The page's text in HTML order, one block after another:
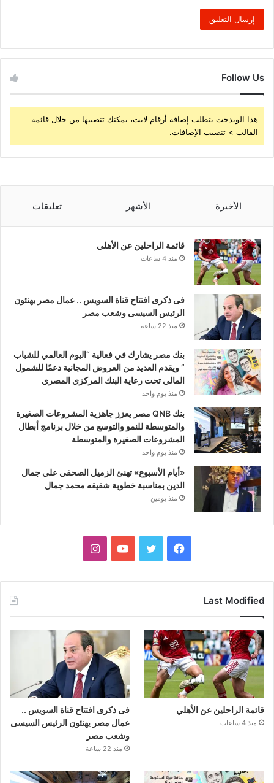
Follow Us
هذا الويدجت يتطلب إضافة أرقام لايت، يمكنك تنصيبها من خلال قائمة
القالب > تنصيب الإضافات.
الأخيرة الأشهر تعليقات
قائمة الراحلين عن الأهلي
منذ 4 ساعات
فى ذكرى افتتاح قناة السويس .. عمال مصر يهنئون
الرئيس السيسى وشعب مصر
منذ 22 ساعة
بنك مصر يشارك في فعالية “اليوم العالمي للشباب
” ويقدم العديد من العروض المجانية دعمًا للشمول
المالي تحت رعاية البنك المركزي المصري
منذ يوم واحد
بنك QNB مصر يعزز جاهزية المشروعات الصغيرة
والمتوسطة للنمو والتوسع من خلال برنامج أبطال
المشروعات الصغيرة والمتوسطة
منذ يوم واحد
«أيام الأسبوع» تهنئ الزميل الصحفي علي جمال
الدين بمناسبة خطوبة شقيقه محمد جمال
منذ يومين
فيسبوك تويتر يوتيوبانستقرام
Last Modified
قائمة الراحلين عن الأهلي
منذ 4 ساعات
فى ذكرى افتتاح قناة السويس ..
عمال مصر يهنئون الرئيس السيسى
وشعب مصر
منذ 22 ساعة